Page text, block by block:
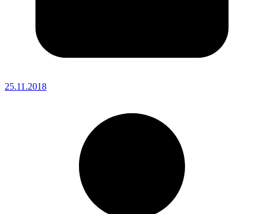
25.11.2018